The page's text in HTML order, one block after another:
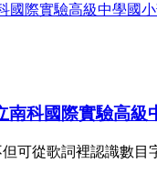
科國際實驗高級
但可從歌詞裡認識